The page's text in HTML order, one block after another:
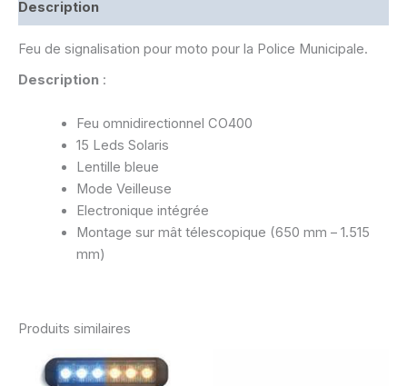
Description
Feu de signalisation pour moto pour la Police Municipale.
Description :
Feu omnidirectionnel CO400
15 Leds Solaris
Lentille bleue
Mode Veilleuse
Electronique intégrée
Montage sur mât télescopique (650 mm – 1.515
mm)
Produits similaires